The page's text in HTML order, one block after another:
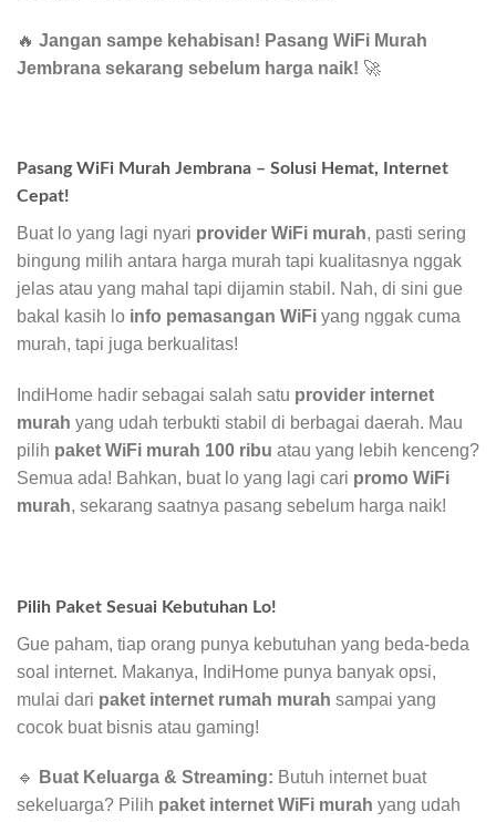
🔥 Jangan sampe kehabisan! Pasang WiFi Murah
Jembrana sekarang sebelum harga naik! 🚀
Pasang WiFi Murah Jembrana – Solusi Hemat, Internet
Cepat!
Buat lo yang lagi nyari provider WiFi murah, pasti sering
bingung milih antara harga murah tapi kualitasnya nggak
jelas atau yang mahal tapi dijamin stabil. Nah, di sini gue
bakal kasih lo info pemasangan WiFi yang nggak cuma
murah, tapi juga berkualitas!
IndiHome hadir sebagai salah satu provider internet
murah yang udah terbukti stabil di berbagai daerah. Mau
pilih paket WiFi murah 100 ribu atau yang lebih kenceng?
Semua ada! Bahkan, buat lo yang lagi cari promo WiFi
murah, sekarang saatnya pasang sebelum harga naik!
Pilih Paket Sesuai Kebutuhan Lo!
Gue paham, tiap orang punya kebutuhan yang beda-beda
soal internet. Makanya, IndiHome punya banyak opsi,
mulai dari paket internet rumah murah sampai yang
cocok buat bisnis atau gaming!
🔹 Buat Keluarga & Streaming: Butuh internet buat
sekeluarga? Pilih paket internet WiFi murah yang udah